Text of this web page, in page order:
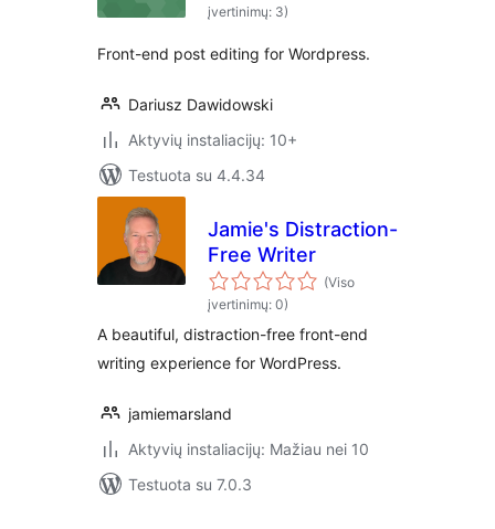
įvertinimų: 3)
Front-end post editing for Wordpress.
Dariusz Dawidowski
Aktyvių instaliacijų: 10+
Testuota su 4.4.34
Jamie's Distraction-
Free Writer
(Viso
įvertinimų: 0)
A beautiful, distraction-free front-end
writing experience for WordPress.
jamiemarsland
Aktyvių instaliacijų: Mažiau nei 10
Testuota su 7.0.3